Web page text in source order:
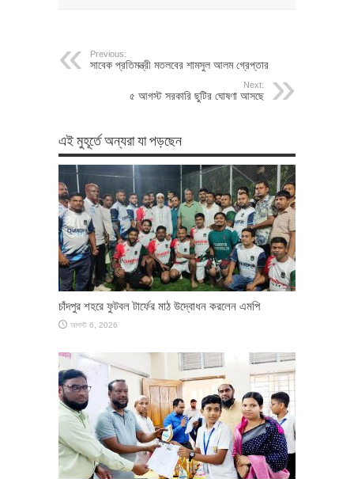
Previous:
সাবেক প্রতিমন্ত্রী মতলবের শামসুল আলম গ্রেপ্তার
Next:
৫ আগস্ট সরকারি ছুটির ঘোষণা আসছে
এই মুহূর্তে অন্যরা যা পড়ছেন
চাঁদপুর শহরে ফুটবল টার্ফের মাঠ উদ্বোধন করলেন এমপি
আগস্ট 6, 2026